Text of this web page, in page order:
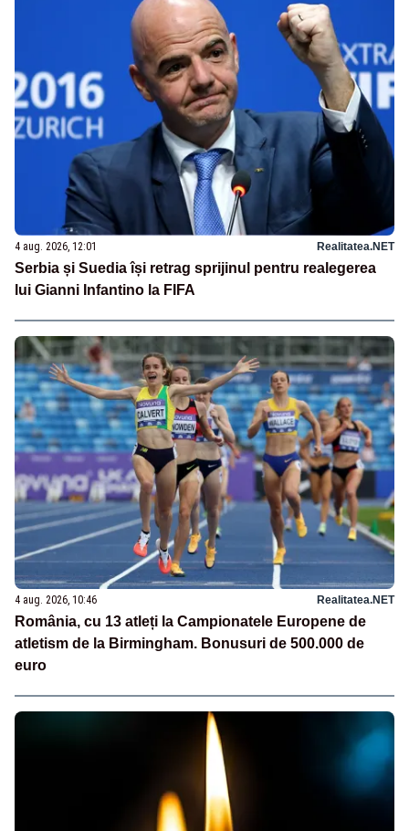
4 aug. 2026, 12:01 Realitatea.NET
Serbia și Suedia își retrag sprijinul pentru realegerea
lui Gianni Infantino la FIFA
4 aug. 2026, 10:46 Realitatea.NET
România, cu 13 atleți la Campionatele Europene de
atletism de la Birmingham. Bonusuri de 500.000 de
euro